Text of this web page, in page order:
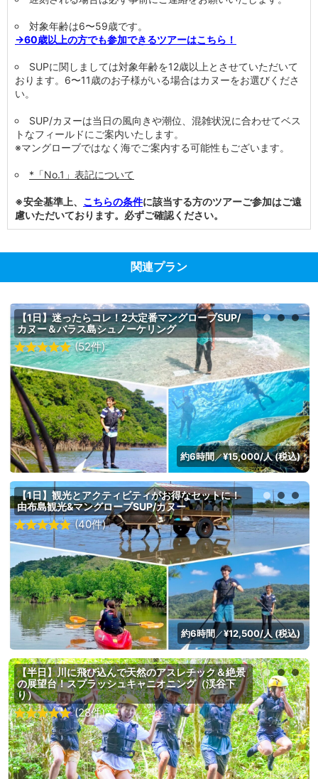
対象年齢は6〜59歳です。
→60歳以上の方でも参加できるツアーはこちら！
SUPに関しましては対象年齢を12歳以上とさせていただいて
おります。6〜11歳のお子様がいる場合はカヌーをお選びくださ
い。
SUP/カヌーは当日の風向きや潮位、混雑状況に合わせてベス
トなフィールドにご案内いたします。
※マングローブではなく海でご案内する可能性もございます。
*「No.1」表記について
※安全基準上、 こちらの条件に該当する方のツアーご参加はご遠
慮いただいております。必ずご確認ください。
関連プラン
【1日】迷ったらコレ！2大定番マングローブSUP/
カヌー＆バラス島シュノーケリング
(52件)
約6時間／¥15,000/人 (税込)
【1日】観光とアクティビティがお得なセットに！
由布島観光&マングローブSUP/カヌー
(40件)
約6時間／¥12,500/人 (税込)
【半日】川に飛び込んで天然のアスレチック＆絶景
の展望台！スプラッシュキャニオニング（渓谷下
り）
(28件)